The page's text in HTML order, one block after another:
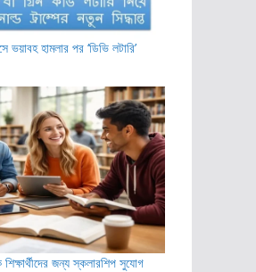
ভয়াবহ হামলার পর ‘ডিভি লটারি’
জন্য স্কলারশিপ সুযোগ